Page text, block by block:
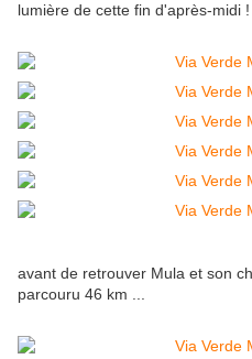
lumière de cette fin d'après-midi !
avant de retrouver Mula et son
parcouru 46 km ...